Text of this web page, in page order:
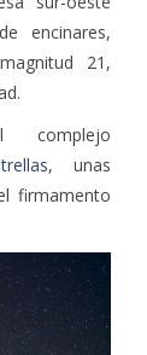
encinares,
21,
, unas
firmamento